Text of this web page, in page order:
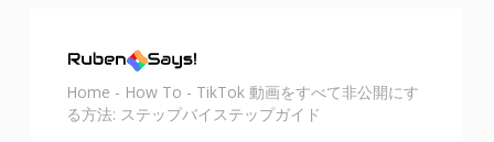
Home - How To - TikTok 動画をすべて非公開にす
る方法: ステップバイステップガイド